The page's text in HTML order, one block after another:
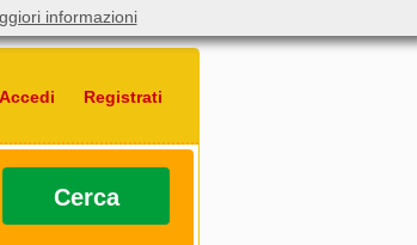
Accedi Registrati
Cerca
informazioni